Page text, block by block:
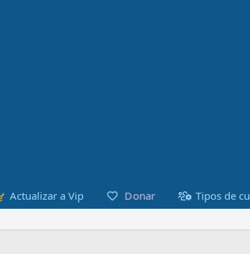
Actualizar a Vip Donar Tipos de